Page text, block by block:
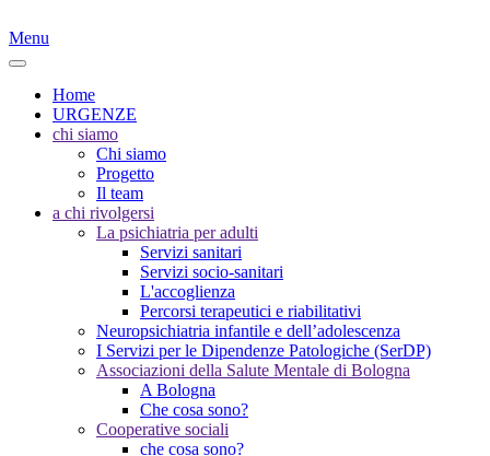
Menu
Home
URGENZE
chi siamo
Chi siamo
Progetto
Il team
a chi rivolgersi
La psichiatria per adulti
Servizi sanitari
Servizi socio-sanitari
L'accoglienza
Percorsi terapeutici e riabilitativi
Neuropsichiatria infantile e dell’adolescenza
I Servizi per le Dipendenze Patologiche (SerDP)
Associazioni della Salute Mentale di Bologna
A Bologna
Che cosa sono?
Cooperative sociali
che cosa sono?